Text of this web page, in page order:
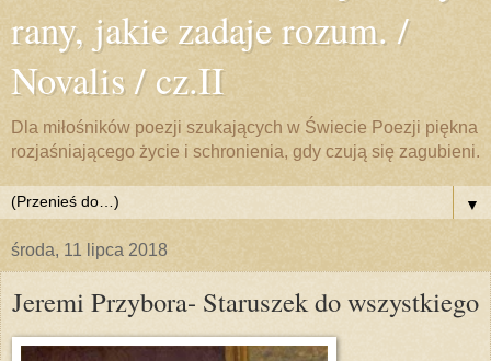
rany, jakie zadaje rozum. /
Novalis / cz.II
Dla miłośników poezji szukających w Świecie Poezji piękna
rozjaśniającego życie i schronienia, gdy czują się zagubieni.
▼
środa, 11 lipca 2018
Jeremi Przybora- Staruszek do wszystkiego